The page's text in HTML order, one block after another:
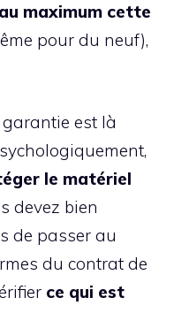
maximum cette
pour du neuf),
est là
le matériel
devez bien
de passer au
du contrat de
ce qui est